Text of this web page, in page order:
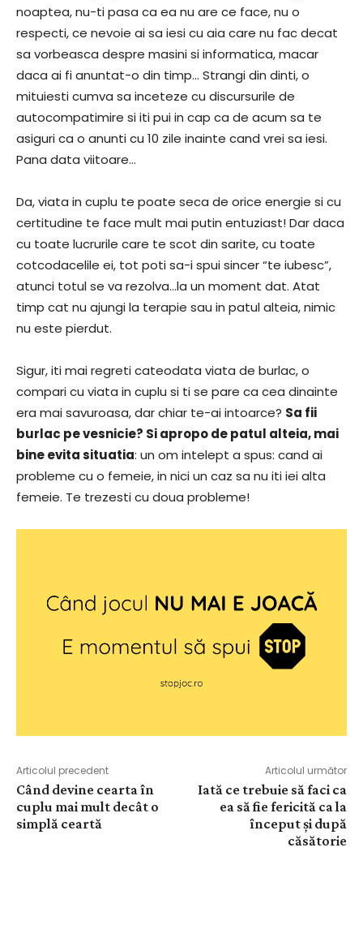
noaptea, nu-ti pasa ca ea nu are ce face, nu o
respecti, ce nevoie ai sa iesi cu aia care nu fac decat
sa vorbeasca despre masini si informatica, macar
daca ai fi anuntat-o din timp… Strangi din dinti, o
mituiesti cumva sa inceteze cu discursurile de
autocompatimire si iti pui in cap ca de acum sa te
asiguri ca o anunti cu 10 zile inainte cand vrei sa iesi.
Pana data viitoare…
Da, viata in cuplu te poate seca de orice energie si cu
certitudine te face mult mai putin entuziast! Dar daca
cu toate lucrurile care te scot din sarite, cu toate
cotcodacelile ei, tot poti sa-i spui sincer “te iubesc”,
atunci totul se va rezolva…la un moment dat. Atat
timp cat nu ajungi la terapie sau in patul alteia, nimic
nu este pierdut.
Sigur, iti mai regreti cateodata viata de burlac, o
compari cu viata in cuplu si ti se pare ca cea dinainte
era mai savuroasa, dar chiar te-ai intoarce? Sa fii
burlac pe vesnicie? Si apropo de patul alteia, mai
bine evita situatia: un om intelept a spus: cand ai
probleme cu o femeie, in nici un caz sa nu iti iei alta
femeie. Te trezesti cu doua probleme!
Articolul precedent
Când devine cearta în
cuplu mai mult decât o
simplă ceartă
Articolul următor
Iată ce trebuie să faci ca
ea să fie fericită ca la
început și după
căsătorie